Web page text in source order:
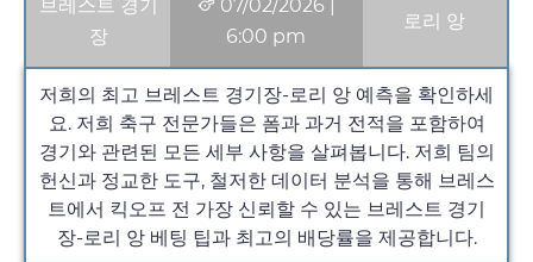
브레스트 경기
장
07/02/2026
6:00 pm
로리 앙
저희의 최고 브레스트 경기장-로리 앙 예측을 확인하세
요. 저희 축구 전문가들은 폼과 과거 전적을 포함하여
경기와 관련된 모든 세부 사항을 살펴봅니다. 저희 팀의
헌신과 정교한 도구, 철저한 데이터 분석을 통해 브레스
트에서 킥오프 전 가장 신뢰할 수 있는 브레스트 경기
장-로리 앙 베팅 팁과 최고의 배당률을 제공합니다.